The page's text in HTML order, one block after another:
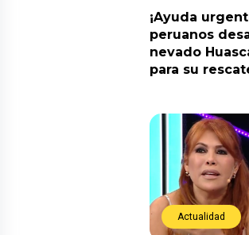
¡Ayuda
peruanos
nevado
para su
Actualidad